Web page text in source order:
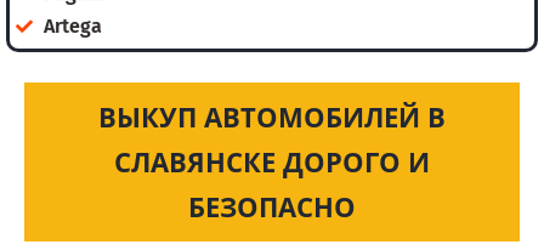
Artega
ВЫКУП АВТОМОБИЛЕЙ В
СЛАВЯНСКЕ ДОРОГО И
БЕЗОПАСНО